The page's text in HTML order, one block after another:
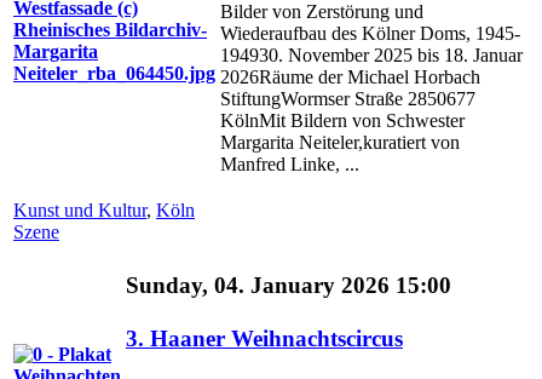
Bilder von Zerstörung und
Wiederaufbau des Kölner Doms, 1945-
194930. November 2025 bis 18. Januar
2026Räume der Michael Horbach
StiftungWormser Straße 2850677
KölnMit Bildern von Schwester
Margarita Neiteler,kuratiert von
Manfred Linke, ...
Kunst und Kultur, Köln
Szene
Sunday, 04. January 2026 15:00
3. Haaner Weihnachtscircus